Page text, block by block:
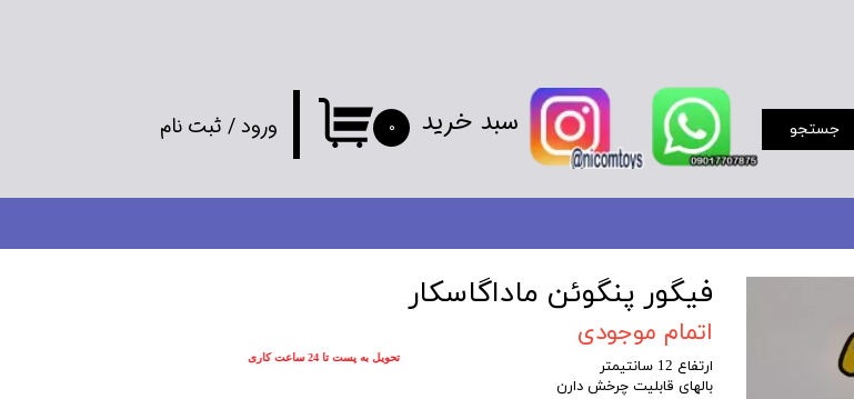
ورود/ ثبت نام جستجو ۰ سبد خرید
فیگور پنگوئن ماداگاسکار
اتمام موجودی
ارتفاع 12 سانتیمتر
بالهای قابلیت چرخش دارن
تحویل به پست تا 24 ساعت کاری